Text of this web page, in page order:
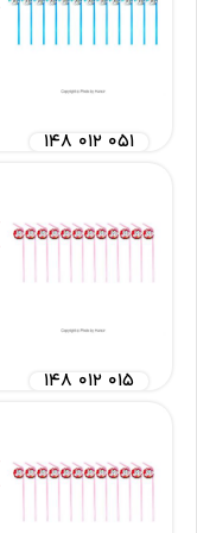
۱۴۸ ۰۱۲ ۰۵۱
۱۴۸ ۰۱۲ ۰۱۵